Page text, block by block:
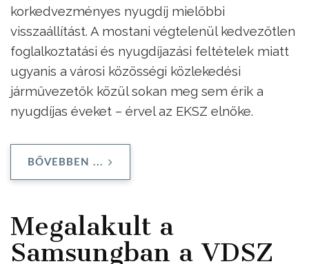
korkedvezményes nyugdíj mielőbbi
visszaállítást. A mostani végtelenül kedvezőtlen
foglalkoztatási és nyugdíjazási feltételek miatt
ugyanis a városi közösségi közlekedési
járművezetők közül sokan meg sem érik a
nyugdíjas éveket – érvel az EKSZ elnöke.
BŐVEBBEN ...
Megalakult a
Samsungban a VDSZ